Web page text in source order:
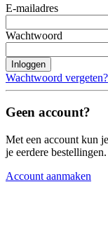
E-mailadres
Wachtwoord
Inloggen
Wachtwoord vergeten?
Geen account?
Met een account kun
je eerdere bestellingen.
Account aanmaken